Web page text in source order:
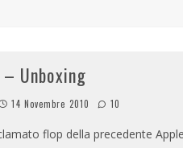
Unboxing
14 Novembre 2010 10
flop della precedente